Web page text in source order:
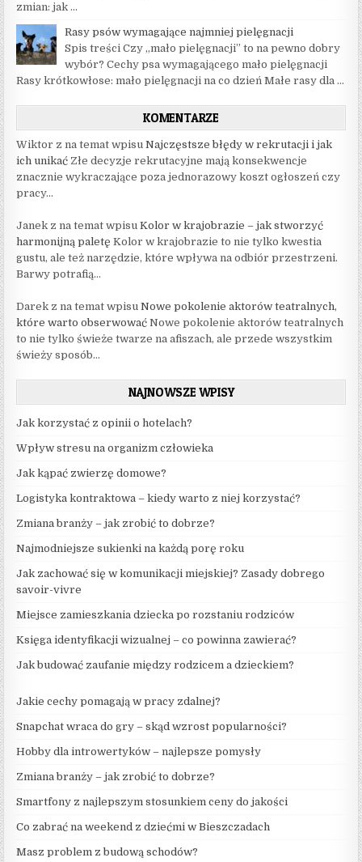
zmian: jak …
Rasy psów wymagające najmniej pielęgnacji
Spis treści Czy „mało pielęgnacji” to na pewno dobry
wybór? Cechy psa wymagającego mało pielęgnacji
Rasy krótkowłose: mało pielęgnacji na co dzień Małe rasy dla …
KOMENTARZE
Wiktor z na temat wpisuNajczęstsze błędy w rekrutacji i jak
ich unikać Złe decyzje rekrutacyjne mają konsekwencje
znacznie wykraczające poza jednorazowy koszt ogłoszeń czy
pracy...
Janek z na temat wpisuKolor w krajobrazie – jak stworzyć
harmonijną paletę Kolor w krajobrazie to nie tylko kwestia
gustu, ale też narzędzie, które wpływa na odbiór przestrzeni.
Barwy potrafią...
Darek z na temat wpisuNowe pokolenie aktorów teatralnych,
które warto obserwować Nowe pokolenie aktorów teatralnych
to nie tylko świeże twarze na afiszach, ale przede wszystkim
świeży sposób...
NAJNOWSZE WPISY
Jak korzystać z opinii o hotelach?
Wpływ stresu na organizm człowieka
Jak kąpać zwierzę domowe?
Logistyka kontraktowa – kiedy warto z niej korzystać?
Zmiana branży – jak zrobić to dobrze?
Najmodniejsze sukienki na każdą porę roku
Jak zachować się w komunikacji miejskiej? Zasady dobrego
savoir-vivre
Miejsce zamieszkania dziecka po rozstaniu rodziców
Księga identyfikacji wizualnej – co powinna zawierać?
Jak budować zaufanie między rodzicem a dzieckiem?
Jakie cechy pomagają w pracy zdalnej?
Snapchat wraca do gry – skąd wzrost popularności?
Hobby dla introwertyków – najlepsze pomysły
Zmiana branży – jak zrobić to dobrze?
Smartfony z najlepszym stosunkiem ceny do jakości
Co zabrać na weekend z dziećmi w Bieszczadach
Masz problem z budową schodów?